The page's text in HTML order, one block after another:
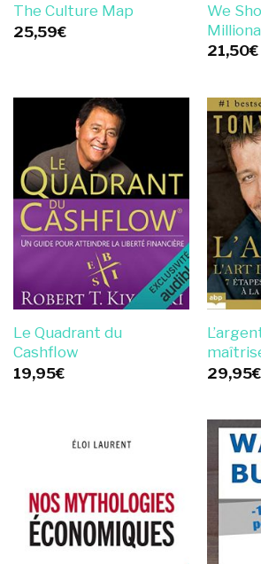
The Culture Map
25,59€
We
21,50€
Le Quadrant du
Cashflow
19,95€
29,95€